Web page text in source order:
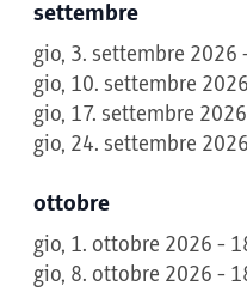
settembre
gio, 3. settembre 2026
gio, 10. settembre
gio, 17. settembre
gio, 24. settembre
ottobre
gio, 1. ottobre 2026 -
gio, 8. ottobre 2026 -